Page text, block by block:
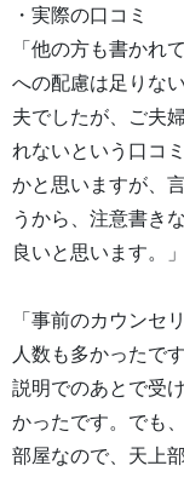
・実際の口コミ
「他の方も書かれ
への配慮は足りな
夫でしたが、ご夫
れないという口コ
かと思いますが、
うから、注意書き
良いと思います。」
「事前のカウンセ
人数も多かったで
説明でのあとで受
かったです。でも
部屋なので、天上